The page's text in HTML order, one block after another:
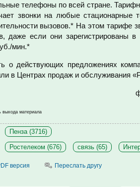
телефоны по всей стране.
звонки на любые стационарные
вызовов.* На этом
даже если они зарегистрированы
мин.*
о действующих предложениях
в Центрах продаж и обслуживания
выхода материала
Пенза (3716)
Ростелеком (676) связь (65)
версия Переслать другу